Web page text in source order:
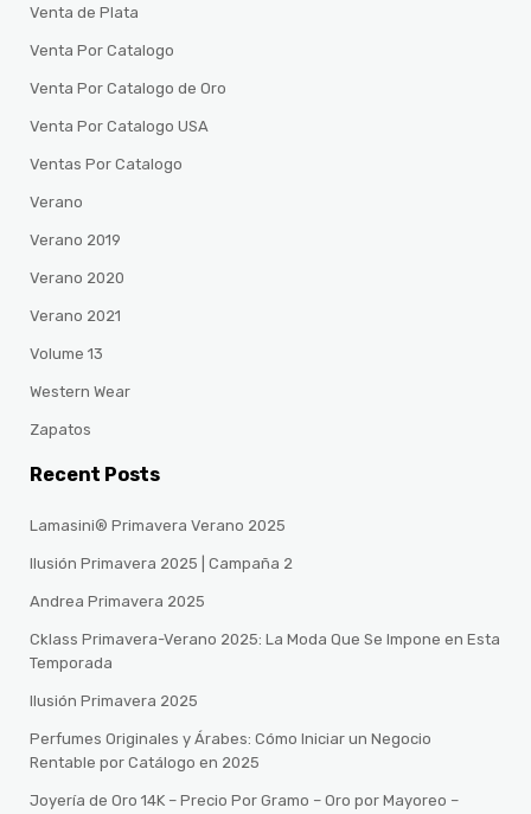
Venta de Plata
Venta Por Catalogo
Venta Por Catalogo de Oro
Venta Por Catalogo USA
Ventas Por Catalogo
Verano
Verano 2019
Verano 2020
Verano 2021
Volume 13
Western Wear
Zapatos
Recent Posts
Lamasini® Primavera Verano 2025
Ilusión Primavera 2025 | Campaña 2
Andrea Primavera 2025
Cklass Primavera-Verano 2025: La Moda Que Se Impone en Esta
Temporada
Ilusión Primavera 2025
Perfumes Originales y Árabes: Cómo Iniciar un Negocio
Rentable por Catálogo en 2025
Joyería de Oro 14K – Precio Por Gramo – Oro por Mayoreo –